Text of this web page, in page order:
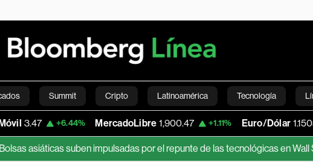
Summit Cripto Latinoamérica Tecnología
Economía Estilo de vida Mundo Videos English
+6.44% MercadoLibre 1,900.47 +1.11% Euro/Dólar 1.1505 -
suben impulsadas por el repunte de las tecnológicas en Wall Street